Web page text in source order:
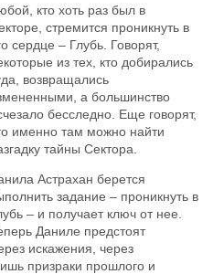
кто хоть раз был в
стремится проникнуть в
сердце – Глубь. Говорят,
из тех, кто добирались
возвращались
а большинство
бесследно. Еще говорят,
именно там можно найти
тайны Сектора.
Астрахан берется
задание – проникнуть в
– и получает ключ от нее.
Даниле предстоят
искажения, через
призраки прошлого и